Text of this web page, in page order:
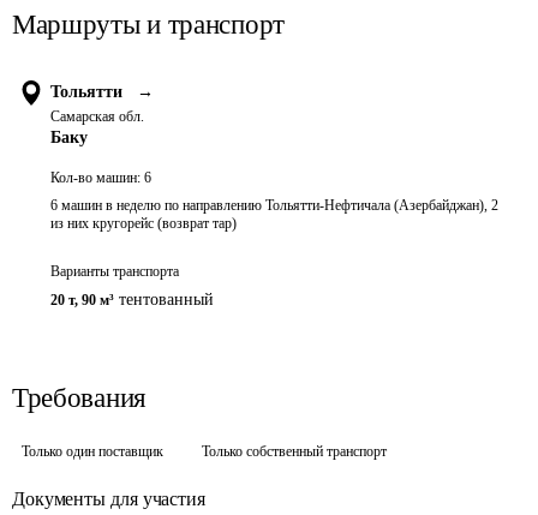
Маршруты и транспорт
Тольятти →
Самарская обл.
Баку
Кол-во машин: 6
6 машин в неделю по направлению Тольятти-Нефтичала (Азербайджан), 2
из них кругорейс (возврат тар)
Варианты транспорта
20 т, 90 м³ тентованный
Требования
Только один поставщик Только собственный транспорт
Документы для участия